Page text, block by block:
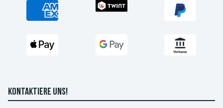
KONTAKTIERE UNS!